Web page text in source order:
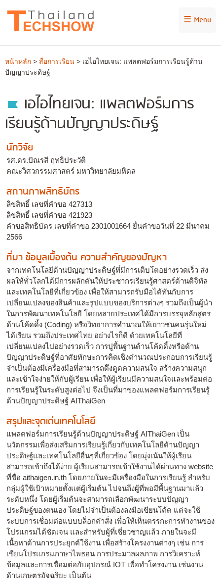
☰ Menu
หน้าหลัก > สื่อการเรียน > เอไอไทยเจน: แพลตฟอร์มการเรียนรู้ด้าน
ปัญญาประดิษฐ์
เอไอไทยเจน: แพลตฟอร์มการ
เรียนรู้ด้านปัญญาประดิษฐ์
นักวิจัย
รศ.ดร.ปัณรสี ฤทธิประวัติ
คณะวิศวกรรมศาสตร์ มหาวิทยาลัยมหิดล
สถานภาพสิทธิบัตร
ลิขสิทธิ์ เลขที่คำขอ 427313
ลิขสิทธิ์ เลขที่คำขอ 421923
คำขอสิทธิบัตร เลขที่คำขอ 2301001664 ยื่นคำขอวันที่ 22 มีนาคม
2566
ที่มา ข้อมูลเบื้องต้น ความสำคัญของปัญหา
จากเทคโนโลยีด้านปัญญาประดิษฐ์ที่มีการเติบโตอย่างรวดเร็ว ส่ง
ผลให้ทั่วโลกได้มีการผลักดันให้ประชากรเรียนรู้ศาสตร์ด้านดิจิทัล
และเทคโนโลยีที่เกี่ยวข้อง เพื่อให้สามารถรับมือได้ทันกับการ
เปลี่ยนแปลงของสินค้าและรูปแบบของบริการต่างๆ รวมถึงเป็นผู้นำ
ในการพัฒนาเทคโนโลยี โดยหลายประเทศได้มีการบรรจุหลักสูตร
ด้านโค้ดดิ้ง (Coding) หรือวิทยาการคำนวณให้เยาวชนคนรุ่นใหม่
ได้เรียน รวมถึงประเทศไทย อย่างไรก็ดี ด้วยเทคโนโลยีที่
เปลี่ยนแปลงไปอย่างรวดเร็ว การปูพื้นฐานด้านโค้ดดิ้งหรือด้าน
ปัญญาประดิษฐ์ที่อาศัยทักษะการคิดเชิงคำนวณประกอบการเรียนรู้
จำเป็นต้องมีเครื่องมือที่สามารถดึงดูดความสนใจ สร้างความสนุก
และเข้าใจง่ายให้กับผู้เรียน เพื่อให้ผู้เรียนมีความสนใจและพร้อมต่อ
การเรียนรู้ในระดับสูงต่อไป จึงเป็นที่มาของแพลตฟอร์มการเรียนรู้
ด้านปัญญาประดิษฐ์ AIThaiGen
สรุปและจุดเด่นเทคโนโลยี
แพลตฟอร์มการเรียนรู้ด้านปัญญาประดิษฐ์ AIThaiGen เป็น
นวัตกรรมเพื่อส่งเสริมการเรียนรู้เกี่ยวกับเทคโนโลยีด้านปัญญา
ประดิษฐ์และเทคโนโลยีอื่นๆที่เกี่ยวข้อง โดยมุ่งเน้นให้ผู้เรียน
สามารถเข้าถึงได้ง่าย ผู้เรียนสามารถเข้าใช้งานได้ผ่านทาง website
ที่ชื่อ aithaigen.in.th โดยภายในจะมีเครื่องมือในการเรียนรู้ สำหรับ
กลุ่มผู้ใช้เป้าหมายตั้งแต่ผู้เริ่มต้น ไปจนถึงผู้ที่พอมีพื้นฐานมาแล้ว
ระดับหนึ่ง โดยผู้เริ่มต้นจะสามารถเลือกพัฒนาระบบปัญญา
ประดิษฐ์ของตนเอง โดยไม่จำเป็นต้องลงมือเขียนโค้ด แต่จะใช้
ระบบการเชื่อมต่อแบบบล็อกคำสั่ง เพื่อให้เห็นตรรกะการทำงานของ
โปรแกรมได้ชัดเจน และสำหรับผู้ที่เชี่ยวชาญแล้ว ภายในจะมี
เนื้อหาด้านการประยุกต์ใช้งาน เพื่อสร้างโครงงานต่างๆ เช่น การ
เขียนโปรแกรมภาษาไพธอน การประมวลผลภาพ การวิเคราะห์
ข้อมูลและการเชื่อมต่อกับอุปกรณ์ IOT เพื่อทำโครงงาน เช่นงาน
ด้านเกษตรอัจฉริยะ เป็นต้น